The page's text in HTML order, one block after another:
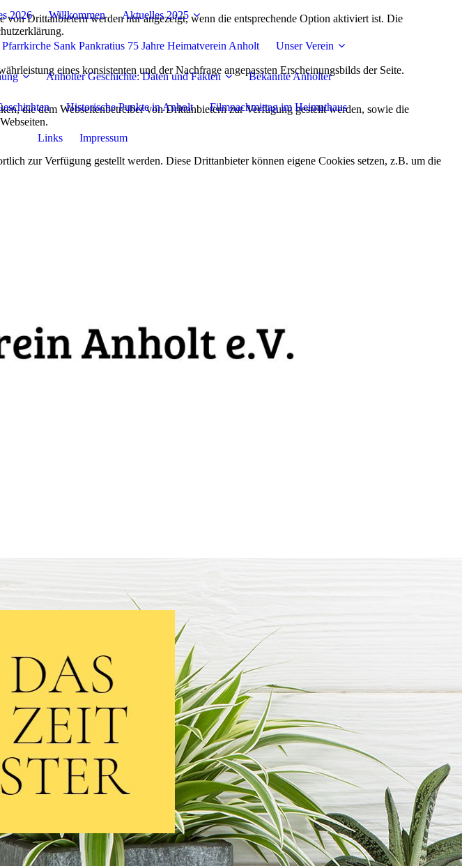
2026 Willkommen Aktuelles 2025
Sank Pankratius 75 Jahre Heimatverein Anholt Unser Verein
Anholter Geschichte: Daten und Fakten Bekannte Anholter
Historische Punkte in Anholt Filmnachmittag im Heimathaus
Links Impressum
Drittanbietern werden nur angezeigt, wenn die entsprechende Option aktiviert ist. Die
eines konsistenten und der Nachfrage angepassten Erscheinungsbilds der Seite.
die dem Webseitenbetreiber von Drittanbietern zur Verfügung gestellt werden, sowie die
zur Verfügung gestellt werden. Diese Drittanbieter können eigene Cookies setzen, z.B. um die